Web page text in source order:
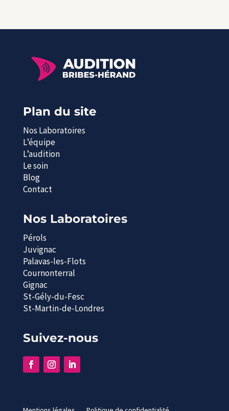
Plan du site
Nos Laboratoires
L’équipe
L’audition
Le soin
Blog
Contact
Nos Laboratoires
Pérols
Juvignac
Palavas-les-Flots
Cournonterral
Gignac
St-Gély-du-Fesc
St-Martin-de-Londres
Suivez-nous